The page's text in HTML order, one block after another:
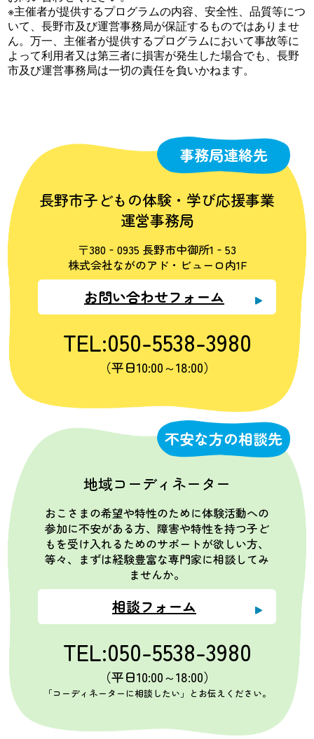
※主催者が提供するプログラムの内容、安全性、品質等につ
いて、長野市及び運営事務局が保証するものではありませ
ん。万一、主催者が提供するプログラムにおいて事故等に
よって利用者又は第三者に損害が発生した場合でも、長野
市及び運営事務局は一切の責任を負いかねます。
事務局連絡先
長野市子どもの体験・学び応援事業
運営事務局
〒380‐0935 長野市中御所1‐53
株式会社ながのアド・ビューロ内1F
お問い合わせフォーム
TEL:050-5538-3980
（平日10:00～18:00）
不安な方の相談先
地域コーディネーター
おこさまの希望や特性のために体験活動への
参加に不安がある方、障害や特性を持つ子ど
もを受け入れるためのサポートが欲しい方、
等々、まずは経験豊富な専門家に相談してみ
ませんか。
相談フォーム
TEL:050-5538-3980
（平日10:00～18:00）
「コーディネーターに相談したい」とお伝えください。